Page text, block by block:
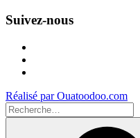
Suivez-nous
Réalisé par Ouatoodoo.com
Recherche
pour